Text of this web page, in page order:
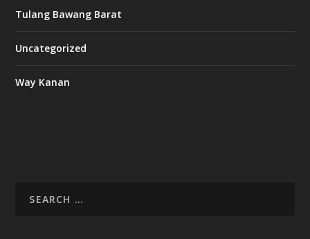
Tulang Bawang Barat
Uncategorized
Way Kanan